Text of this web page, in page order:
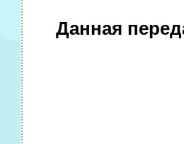
Данная